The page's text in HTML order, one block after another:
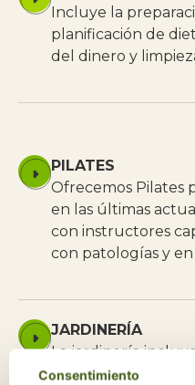
Incluye la
planificación de
del dinero y
PILATES
Ofrecemos Pilates
en las últimas
con instructores
con patologías y
JARDINERÍA
La jardinería
físicas, como usar
Consentimiento